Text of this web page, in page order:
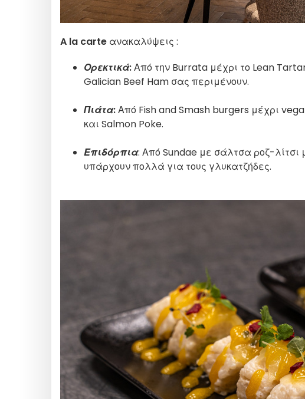
A la carte ανακαλύψεις :
Ορεκτικά:Από την Burrata μέχρι το Lean
Galician Beef Ham σας περιμένουν.
Πιάτα:Από Fish and Smash burgers μέχρι
και Salmon Poke.
Επιδόρπια: Από Sundae με σάλτσα ροζ-λίτσι
υπάρχουν πολλά για τους γλυκατζήδες.